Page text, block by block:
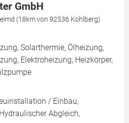
GmbH
(18km von 92536 Kohlberg)
Solarthermie, Ölheizung,
Elektroheizung, Heizkörper,
/ Einbau,
Abgleich,